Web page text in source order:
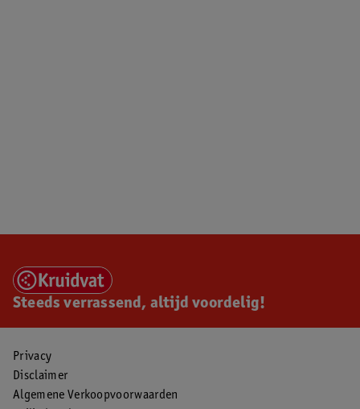
Steeds verrassend, altijd voordelig!
Privacy
Disclaimer
Algemene Verkoopvoorwaarden